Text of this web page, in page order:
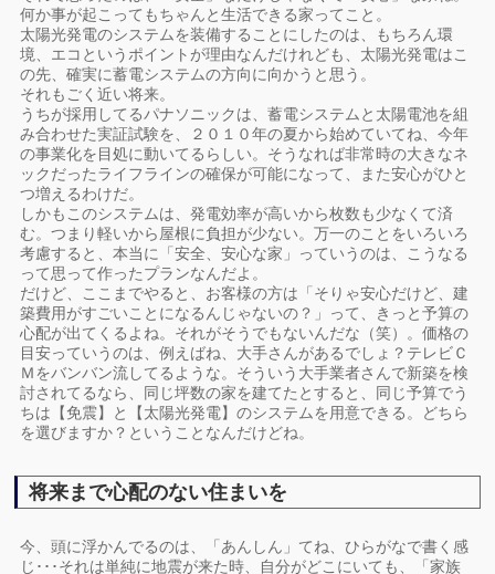
何か事が起こってもちゃんと生活できる家ってこと。
太陽光発電のシステムを装備することにしたのは、もちろん環
境、エコというポイントが理由なんだけれども、太陽光発電はこ
の先、確実に蓄電システムの方向に向かうと思う。
それもごく近い将来。
うちが採用してるパナソニックは、蓄電システムと太陽電池を組
み合わせた実証試験を、２０１０年の夏から始めていてね、今年
の事業化を目処に動いてるらしい。そうなれば非常時の大きなネ
ックだったライフラインの確保が可能になって、また安心がひと
つ増えるわけだ。
しかもこのシステムは、発電効率が高いから枚数も少なくて済
む。つまり軽いから屋根に負担が少ない。万一のことをいろいろ
考慮すると、本当に「安全、安心な家」っていうのは、こうなる
って思って作ったプランなんだよ。
だけど、ここまでやると、お客様の方は「そりゃ安心だけど、建
築費用がすごいことになるんじゃないの？」って、きっと予算の
心配が出てくるよね。それがそうでもないんだな（笑）。価格の
目安っていうのは、例えばね、大手さんがあるでしょ？テレビＣ
Ｍをバンバン流してるような。そういう大手業者さんで新築を検
討されてるなら、同じ坪数の家を建てたとすると、同じ予算でう
ちは【免震】と【太陽光発電】のシステムを用意できる。どちら
を選びますか？ということなんだけどね。
将来まで心配のない住まいを
今、頭に浮かんでるのは、「あんしん」てね、ひらがなで書く感
じ･･･それは単純に地震が来た時、自分がどこにいても、「家族